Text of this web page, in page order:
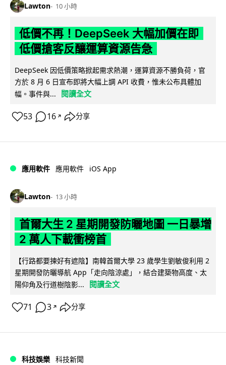
Lawton 10 小時
低價不再！DeepSeek 大幅加價在即
低價搶客反釀運算資源告急
DeepSeek 因低價策略掀起需求熱潮，運算資源不勝負荷，官
方於 8 月 6 日宣布即將大幅上調 API 收費，惟未公布具體加
幅。事件與...
閱讀全文
53 16 ↗ 分享
應用軟件 應用軟件 iOS App
Lawton 13 小時
首爾大生 2 星期開發防曬地圖 一日暴增
2 萬人下載衝榜首
【行路都要揀好有遮陰】南韓首爾大學 23 歲學生劉敏俊利用 2
星期開發防曬導航 App「走向陰涼處」，結合建築物高度、太
陽仰角及行道樹陰影...
閱讀全文
71 3 ↗ 分享
科技娛樂 科技新聞